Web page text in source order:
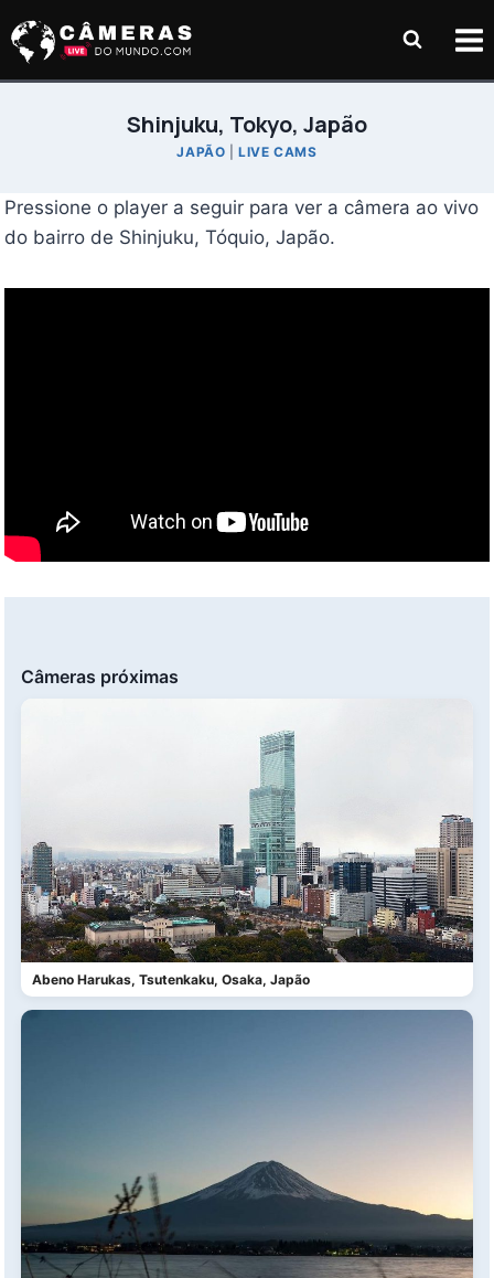
para
Shinjuku, Tokyo, Japão
JAPÃO |LIVE CAMS
Pressione o player a seguir para ver a câmera ao vivo
do bairro de Shinjuku, Tóquio, Japão.
Câmeras próximas
Abeno Harukas, Tsutenkaku, Osaka, Japão